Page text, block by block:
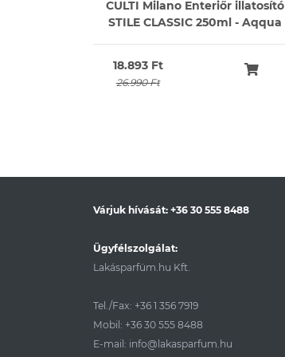
CULTI Milano Enteriőr illatosító
STILE CLASSIC 250ml - Aqqua
18.893 Ft
26.990 Ft
Várjuk hívását: +36 30 555 8488
Ügyfélszolgálat:
Lakásparfüm.hu Kft.
Tel./Fax: +36 1 356 7919
Mobil: +36 30 555 8488
E-mail: info@lakasparfum.hu